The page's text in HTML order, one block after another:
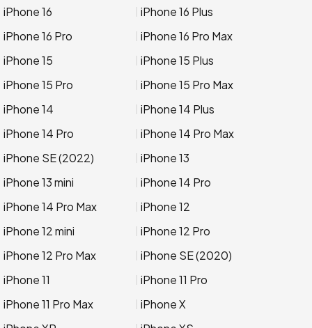
iPhone 16
iPhone 16 Plus
iPhone 16 Pro
iPhone 16 Pro Max
iPhone 15
iPhone 15 Plus
iPhone 15 Pro
iPhone 15 Pro Max
iPhone 14
iPhone 14 Plus
iPhone 14 Pro
iPhone 14 Pro Max
iPhone SE (2022)
iPhone 13
iPhone 13 mini
iPhone 14 Pro
iPhone 14 Pro Max
iPhone 12
iPhone 12 mini
iPhone 12 Pro
iPhone 12 Pro Max
iPhone SE (2020)
iPhone 11
iPhone 11 Pro
iPhone 11 Pro Max
iPhone X